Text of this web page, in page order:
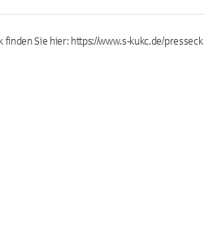
Sie hier: https://www.s-kukc.de/presseck